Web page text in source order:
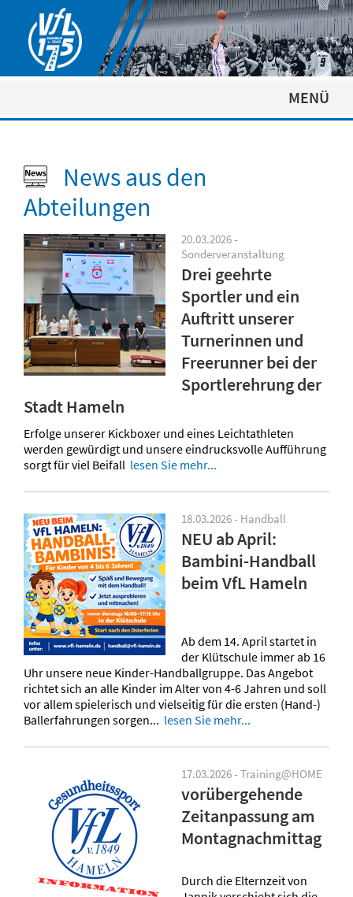
MENÜ
News aus den
Abteilungen
20.03.2026 -
Sonderveranstaltung
Drei geehrte
Sportler und ein
Auftritt unserer
Turnerinnen und
Freerunner bei der
Sportlerehrung der
Stadt Hameln
Erfolge unserer Kickboxer und eines Leichtathleten
werden gewürdigt und unsere eindrucksvolle Aufführung
sorgt für viel Beifall lesen Sie mehr...
18.03.2026 - Handball
NEU ab April:
Bambini-Handball
beim VfL Hameln
Ab dem 14. April startet in
der Klütschule immer ab 16
Uhr unsere neue Kinder-Handballgruppe. Das Angebot
richtet sich an alle Kinder im Alter von 4-6 Jahren und soll
vor allem spielerisch und vielseitig für die ersten (Hand-)
Ballerfahrungen sorgen... lesen Sie mehr...
17.03.2026 - Training@HOME
vorübergehende
Zeitanpassung am
Montagnachmittag
Durch die Elternzeit von